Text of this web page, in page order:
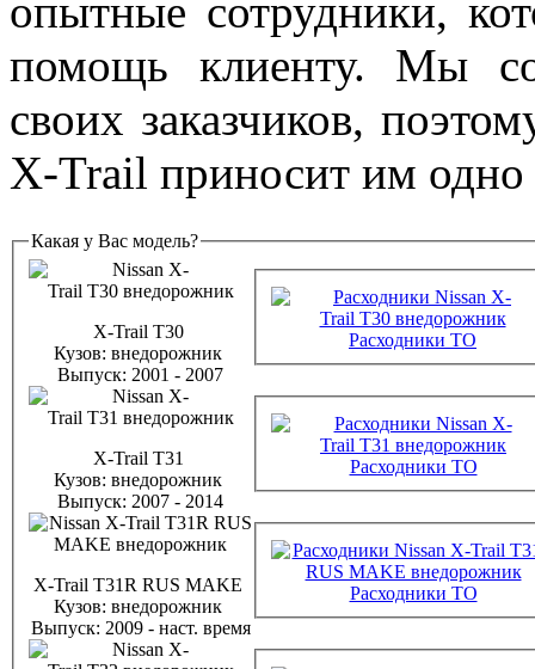
опытные сотрудники,
помощь клиенту. Мы
своих заказчиков,
X-Trail приносит им одно
Какая у Вас модель?
X-Trail T30
Кузов: внедорожник
Выпуск: 2001 - 2007
Расходники ТО
X-Trail T31
Кузов: внедорожник
Выпуск: 2007 - 2014
Расходники ТО
X-Trail T31R RUS MAKE
Кузов: внедорожник
Выпуск: 2009 - наст. время
Расходники ТО